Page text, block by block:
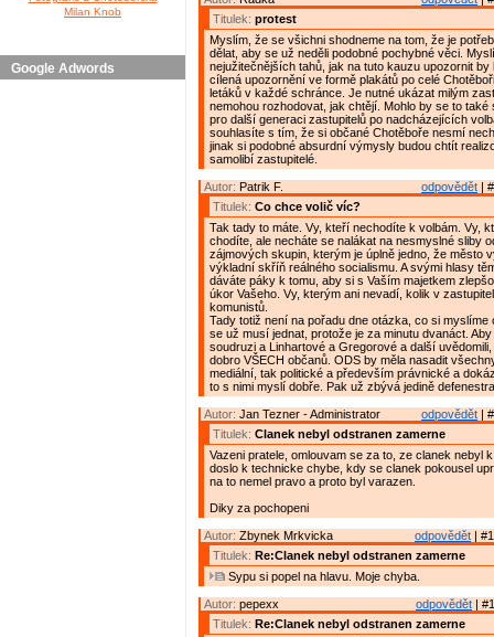
Milan Knob
Google Adwords
Titulek: protest
Myslím, že se všichni shodneme na tom, že je
dělat, aby se už neděli podobné pochybné věci.
nejužitečnějších tahů, jak na tuto kauzu upozornit
cílená upozornění ve formě plakátů po celé
letáků v každé schránce. Je nutné ukázat milým
nemohou rozhodovat, jak chtějí. Mohlo by se to také
pro další generaci zastupitelů po nadcházejících
souhlasíte s tím, že si občané Chotěboře nesmí
jinak si podobné absurdní výmysly budou chtít
samolibí zastupitelé.
odpovědět |
Autor: Patrik F.
Titulek: Co chce volič víc?
Tak tady to máte. Vy, kteří nechodíte k volbám. Vy,
chodíte, ale necháte se nalákat na nesmyslné sliby
zájmových skupin, kterým je úplně jedno, že město
výkladní skříň reálného socialismu. A svými hlasy
dáváte páky k tomu, aby si s Vaším majetkem
úkor Vašeho. Vy, kterým ani nevadí, kolik v
komunistů.
Tady totiž není na pořadu dne otázka, co si myslíme
se už musí jednat, protože je za minutu dvanáct.
soudruzi a Linhartové a Gregorové a další
dobro VŠECH občanů. ODS by měla nasadit
mediální, tak politické a především právnické a
to s nimi myslí dobře. Pak už zbývá jedině
odpovědět |
Autor: Jan Tezner - Administrator
Titulek: Clanek nebyl odstranen zamerne
Vazeni pratele, omlouvam se za to, ze clanek nebyl
doslo k technicke chybe, kdy se clanek pokousel
na to nemel pravo a proto byl varazen.
Diky za pochopeni
odpovědět |
Autor: Zbynek Mrkvicka
Titulek: Re:Clanek nebyl odstranen zamerne
Sypu si popel na hlavu. Moje chyba.
odpovědět |
Autor: pepexx
Titulek: Re:Clanek nebyl odstranen zamerne